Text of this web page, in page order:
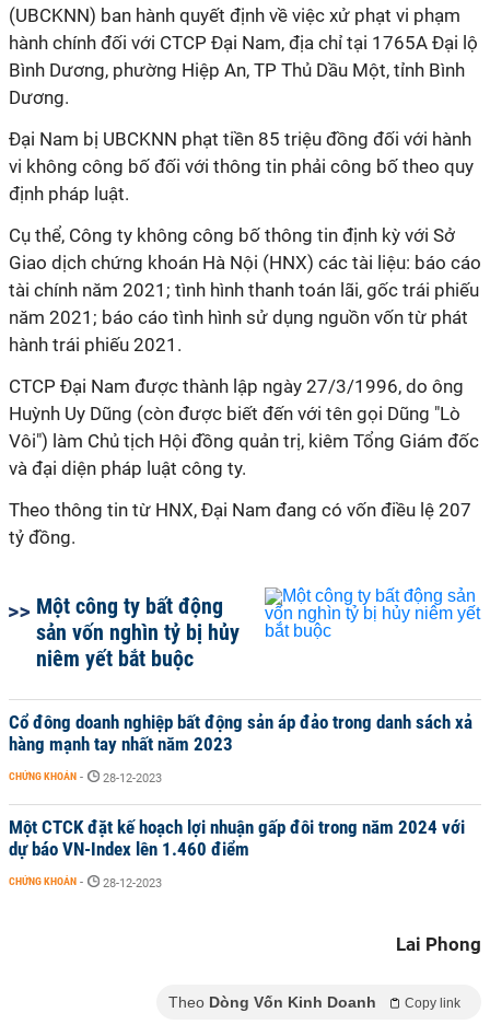
(UBCKNN) ban hành quyết định về việc xử phạt vi phạm
hành chính đối với CTCP Đại Nam, địa chỉ tại 1765A Đại lộ
Bình Dương, phường Hiệp An, TP Thủ Dầu Một, tỉnh Bình
Dương.
Đại Nam bị UBCKNN phạt tiền 85 triệu đồng đối với hành
vi không công bố đối với thông tin phải công bố theo quy
định pháp luật.
Cụ thể, Công ty không công bố thông tin định kỳ với Sở
Giao dịch chứng khoán Hà Nội (HNX) các tài liệu: báo cáo
tài chính năm 2021; tình hình thanh toán lãi, gốc trái phiếu
năm 2021; báo cáo tình hình sử dụng nguồn vốn từ phát
hành trái phiếu 2021.
CTCP Đại Nam được thành lập ngày 27/3/1996, do ông
Huỳnh Uy Dũng (còn được biết đến với tên gọi Dũng "Lò
Vôi") làm Chủ tịch Hội đồng quản trị, kiêm Tổng Giám đốc
và đại diện pháp luật công ty.
Theo thông tin từ HNX, Đại Nam đang có vốn điều lệ 207
tỷ đồng.
Một công ty bất động
sản vốn nghìn tỷ bị hủy
niêm yết bắt buộc
Cổ đông doanh nghiệp bất động sản áp đảo trong danh sách xả
hàng mạnh tay nhất năm 2023
CHỨNG KHOÁN - 28-12-2023
Một CTCK đặt kế hoạch lợi nhuận gấp đôi trong năm 2024 với
dự báo VN-Index lên 1.460 điểm
CHỨNG KHOÁN - 28-12-2023
Lai Phong
Theo Dòng Vốn Kinh Doanh Copy link